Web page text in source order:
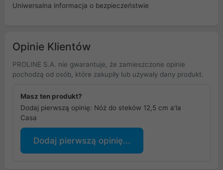
Uniwersalna informacja o bezpieczeństwie
Opinie Klientów
PROLINE S.A. nie gwarantuje, że zamieszczone opinie
pochodzą od osób, które zakupiły lub używały dany produkt.
Masz ten produkt?
Dodaj pierwszą opinię: Nóż do steków 12,5 cm a'la
Casa
Dodaj pierwszą opinię...